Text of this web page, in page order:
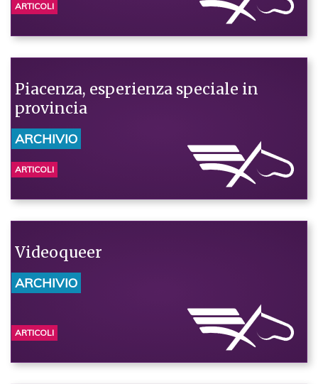
ARTICOLI
Piacenza, esperienza speciale in
provincia
ARCHIVIO
ARTICOLI
Videoqueer
ARCHIVIO
ARTICOLI